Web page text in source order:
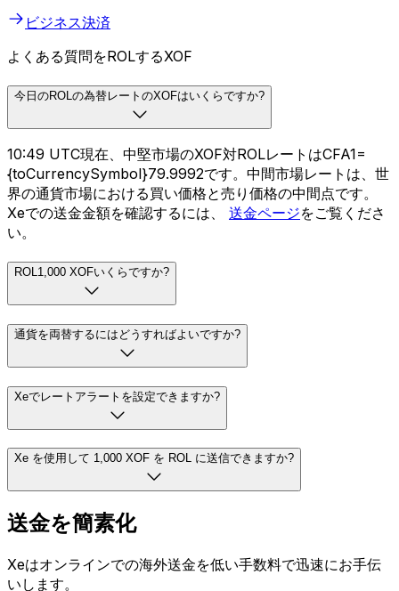
ビジネス決済
よくある質問をROLするXOF
今日のROLの為替レートのXOFはいくらですか?
10:49 UTC現在、中堅市場のXOF対ROLレートはCFA1=
{toCurrencySymbol}79.9992です。中間市場レートは、世
界の通貨市場における買い価格と売り価格の中間点です。
Xeでの送金金額を確認するには、 送金ページをご覧くださ
い。
ROL1,000 XOFいくらですか?
通貨を両替するにはどうすればよいですか?
Xeでレートアラートを設定できますか?
Xe を使用して 1,000 XOF を ROL に送信できますか?
送金を簡素化
Xeはオンラインでの海外送金を低い手数料で迅速にお手伝
いします。